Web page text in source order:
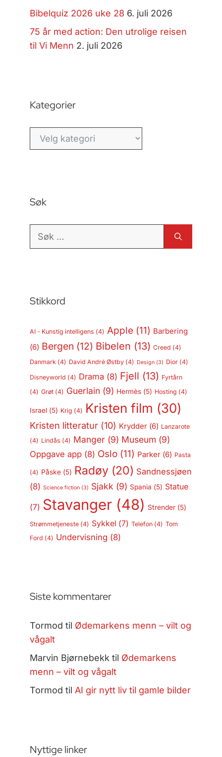
Bibelquiz 2026 uke 28 6. juli 2026
75 år med action: Den utrolige reisen
til Vi Menn 2. juli 2026
Kategorier
Kategorier
Søk
Søk
Stikkord
AI - Kunstig intelligens (4) Apple (11) Barbering
(6) Bergen (12) Bibelen (13) Creed (4)
Danmark(4) David André Østby(4) Design(3) Dior(4)
Disneyworld (4) Drama (8) Fjell (13) Fyrtårn
(4) Grøt(4) Guerlain (9) Hermès(5) Hosting (4)
Israel(5) Krig (4) Kristen film (30)
Kristen litteratur(10) Krydder(6) Lanzarote
(4) Lindås (4) Manger(9) Museum (9)
Oppgave app(8) Oslo(11) Parker(6) Pasta
(4) Påske(5) Radøy(20) Sandnessjøen
(8) Science fiction(3) Sjakk (9) Spania (5) Statue
(7) Stavanger(48) Strender(5)
Strømmetjeneste(4) Sykkel (7) Telefon(4) Tom
Ford (4) Undervisning (8)
Siste kommentarer
Tormod til Ødemarkens menn – vilt og
vågalt
Marvin Bjørnebekktil Ødemarkens
menn – vilt og vågalt
Tormod til AI gir nytt liv til gamle bilder
Nyttige linker